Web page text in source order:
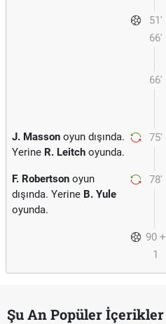
51'
66'
66'
75'
J. Masson oyun dışında.
Yerine R. Leitch oyunda.
78'
F. Robertson oyun
dışında. Yerine B. Yule
oyunda.
90 +
1
Şu An Popüler İçerikler